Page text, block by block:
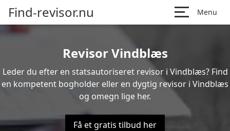
Find-revisor.nu Menu
Revisor Vindblæs
Leder du efter en statsautoriseret revisor i Vindblæs? Find
en kompetent bogholder eller en dygtig revisor i Vindblæs
og omegn lige her.
Få et gratis tilbud her